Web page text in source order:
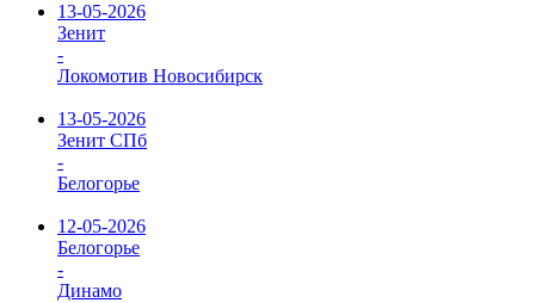
13-05-2026
Зенит
-
Локомотив Новосибирск
13-05-2026
Зенит СПб
-
Белогорье
12-05-2026
Белогорье
-
Динамо